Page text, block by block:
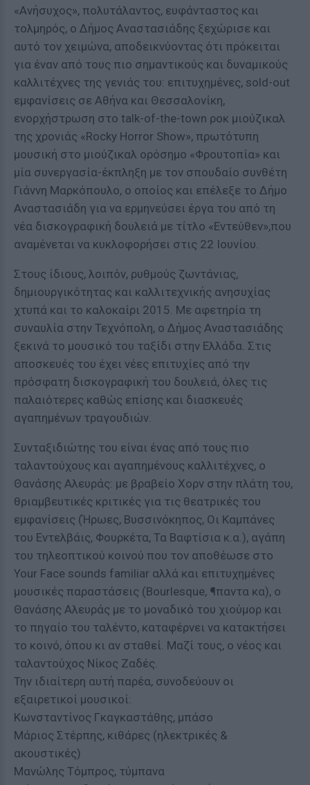
«Ανήσυχος», πολυτάλαντος, ευφάνταστος και
τολμηρός, ο Δήμος Αναστασιάδης ξεχώρισε και
αυτό τον χειμώνα, αποδεικνύοντας ότι πρόκειται
για έναν από τους πιο σημαντικούς και δυναμικούς
καλλιτέχνες της γενιάς του: επιτυχημένες, sold-out
εμφανίσεις σε Αθήνα και Θεσσαλονίκη,
ενορχήστρωση στο talk-of-the-town ροκ μιούζικαλ
της χρονιάς «Rocky Horror Show», πρωτότυπη
μουσική στο μιούζικαλ ορόσημο «Φρουτοπία» και
μία συνεργασία-έκπληξη με τον σπουδαίο συνθέτη
Γιάννη Μαρκόπουλο, ο οποίος και επέλεξε το Δήμο
Αναστασιάδη για να ερμηνεύσει έργα του από τη
νέα δισκογραφική δουλειά με τίτλο «Εντεύθεν»,που
αναμένεται να κυκλοφορήσει στις 22 Ιουνίου.
Στους ίδιους, λοιπόν, ρυθμούς ζωντάνιας,
δημιουργικότητας και καλλιτεχνικής ανησυχίας
χτυπά και το καλοκαίρι 2015. Με αφετηρία τη
συναυλία στην Τεχνόπολη, ο Δήμος Αναστασιάδης
ξεκινά το μουσικό του ταξίδι στην Ελλάδα. Στις
αποσκευές του έχει νέες επιτυχίες από την
πρόσφατη δισκογραφική του δουλειά, όλες τις
παλαιότερες καθώς επίσης και διασκευές
αγαπημένων τραγουδιών.
Συνταξιδιώτης του είναι ένας από τους πιο
ταλαντούχους και αγαπημένους καλλιτέχνες, ο
Θανάσης Αλευράς: με βραβείο Χορν στην πλάτη του,
θριαμβευτικές κριτικές για τις θεατρικές του
εμφανίσεις (Ήρωες, Βυσσινόκηπος, Οι Καμπάνες
του Εντελβάις, Φουρκέτα, Τα Βαφτίσια κ.α.), αγάπη
του τηλεοπτικού κοινού που τον αποθέωσε στο
Your Face sounds familiar αλλά και επιτυχημένες
μουσικές παραστάσεις (Bourlesque, ¶παντα κα), ο
Θανάσης Αλευράς με το μοναδικό του χιούμορ και
το πηγαίο του ταλέντο, καταφέρνει να κατακτήσει
το κοινό, όπου κι αν σταθεί. Μαζί τους, ο νέος και
ταλαντούχος Νίκος Ζαδές.
Την ιδιαίτερη αυτή παρέα, συνοδεύουν οι
εξαιρετικοί μουσικοί:
Κωνσταντίνος Γκαγκαστάθης, μπάσο
Μάριος Στέρπης, κιθάρες (ηλεκτρικές &
ακουστικές)
Μανώλης Τόμπρος, τύμπανα